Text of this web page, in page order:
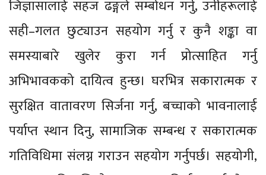
जिज्ञासालाई सहज ढङ्गले सम्बोधन गर्नु, उनीहरूलाई
सही–गलत छुट्याउन सहयोग गर्नु र कुनै शङ्का वा
समस्याबारे खुलेर कुरा गर्न प्रोत्साहित गर्नु
अभिभावकको दायित्व हुन्छ। घरभित्र सकारात्मक र
सुरक्षित वातावरण सिर्जना गर्नु, बच्चाको भावनालाई
पर्याप्त स्थान दिनु, सामाजिक सम्बन्ध र सकारात्मक
गतिविधिमा संलग्न गराउन सहयोग गर्नुपर्छ। सहयोगी,